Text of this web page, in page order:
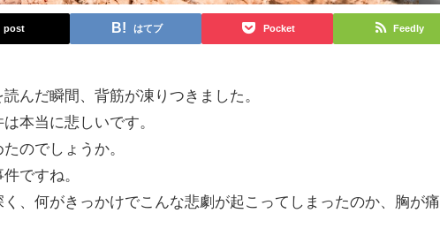
post はてブ Pocket Feedly
んだ瞬間、背筋が凍りつきました。
本当に悲しいです。
のでしょうか。
ですね。
、何がきっかけでこんな悲劇が起こってしまったのか、胸が痛